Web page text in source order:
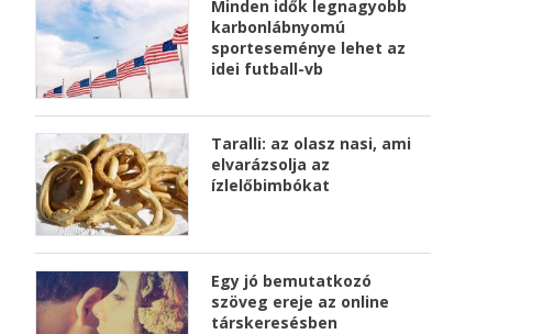
Minden idők legnagyobb
karbonlábnyomú
sporteseménye lehet az
idei futball-vb
Taralli: az olasz nasi, ami
elvarázsolja az
ízlelőbimbókat
Egy jó bemutatkozó
szöveg ereje az online
társkeresésben